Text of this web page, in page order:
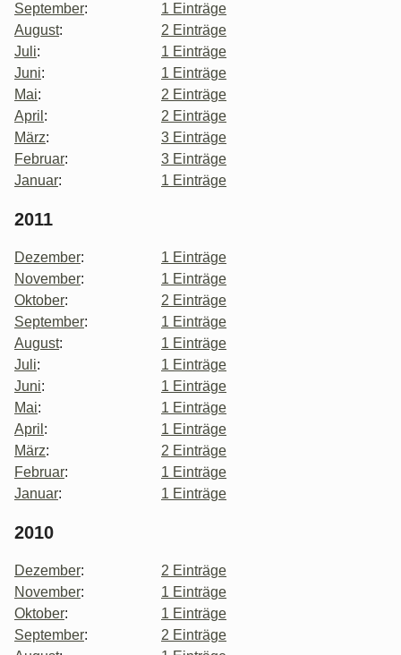
September:
1 Einträge
August:
2 Einträge
Juli:
1 Einträge
Juni:
1 Einträge
Mai:
2 Einträge
April :
2 Einträge
März:
3 Einträge
Februar:
3 Einträge
Januar: 1 Einträge
2011
Dezember:
1 Einträge
November:
1 Einträge
Oktober:
2 Einträge
September:
1 Einträge
August:
1 Einträge
Juli:
1 Einträge
Juni:
1 Einträge
Mai:
1 Einträge
April :
1 Einträge
März:
2 Einträge
Februar:
1 Einträge
Januar: 1 Einträge
2010
Dezember:
2 Einträge
November:
1 Einträge
Oktober:
1 Einträge
September:
2 Einträge